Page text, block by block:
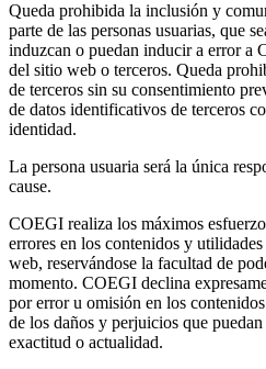
Queda prohibida la inclusión y
parte de las personas usuarias, que
induzcan o puedan inducir a error a
del sitio web o terceros. Queda
de terceros sin su consentimiento
de datos identificativos de terceros
identidad.
La persona usuaria será la única
cause.
COEGI realiza los máximos
errores en los contenidos y
web, reservándose la facultad de
momento. COEGI declina
por error u omisión en los
de los daños y perjuicios que
exactitud o actualidad.